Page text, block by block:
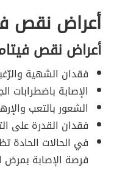
أعراض نقص
أعراض نقص
فقدان الشهية
الإصابة باضطرابات
الشعور بالتعب
فقدان القدرة على
في الحالات الحادة
فرصة الإصابة بمرض